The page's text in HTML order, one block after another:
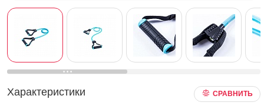
Характеристики СРАВНИТЬ